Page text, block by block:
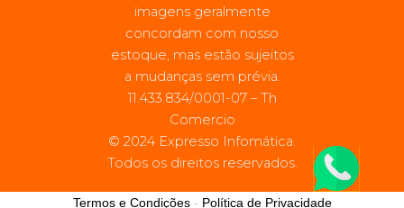
imagens geralmente
concordam com nosso
estoque, mas estão sujeitos
a mudanças sem prévia.
11.433.834/0001-07 – Th
Comercio
© 2024 Expresso Infomática.
Todos os direitos reservados.
Termos e Condições- Política de Privacidade